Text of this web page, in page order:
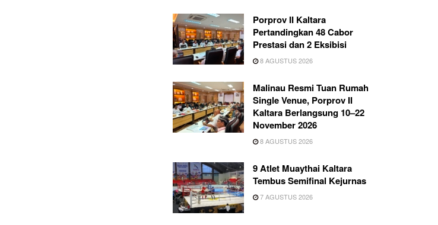
Porprov II Kaltara
Pertandingkan 48 Cabor
Prestasi dan 2 Eksibisi
8 AGUSTUS 2026
Malinau Resmi Tuan Rumah
Single Venue, Porprov II
Kaltara Berlangsung 10–22
November 2026
8 AGUSTUS 2026
9 Atlet Muaythai Kaltara
Tembus Semifinal Kejurnas
7 AGUSTUS 2026